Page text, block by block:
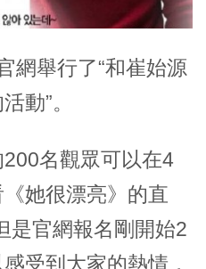
網舉行了“和崔始源
動”。
名觀眾可以在4
她很漂亮》的直
是官網報名剛開始2
受到大家的熱情，